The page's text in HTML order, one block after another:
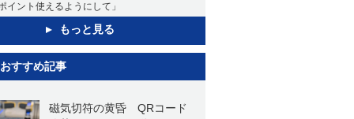
イント使えるようにして」
もっと見る
おすすめ記事
磁気切符の黄昏 QRコード